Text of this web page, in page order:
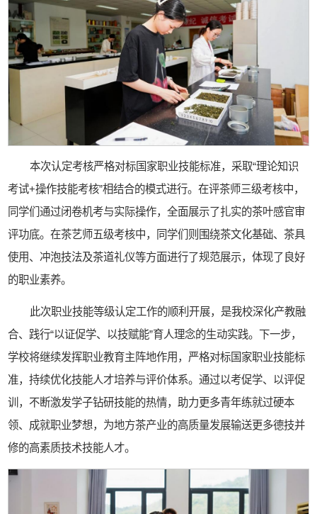
本次认定考核严格对标国家职业技能标准，采取“理论知识
考试+操作技能考核”相结合的模式进行。在评茶师三级考核中，
同学们通过闭卷机考与实际操作，全面展示了扎实的茶叶感官审
评功底。在茶艺师五级考核中，同学们则围绕茶文化基础、茶具
使用、冲泡技法及茶道礼仪等方面进行了规范展示，体现了良好
的职业素养。
此次职业技能等级认定工作的顺利开展，是我校深化产教融
合、践行“以证促学、以技赋能”育人理念的生动实践。下一步，
学校将继续发挥职业教育主阵地作用，严格对标国家职业技能标
准，持续优化技能人才培养与评价体系。通过以考促学、以评促
训，不断激发学子钻研技能的热情，助力更多青年练就过硬本
领、成就职业梦想，为地方茶产业的高质量发展输送更多德技并
修的高素质技术技能人才。